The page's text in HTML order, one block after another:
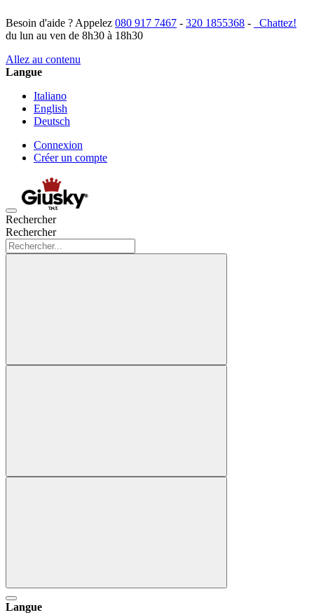
Besoin d'aide ? Appelez 080 917 7467 - 320 1855368 -
Chattez!
du lun au ven de 8h30 à 18h30
Allez au contenu
Langue
Italiano
English
Deutsch
Connexion
Créer un compte
Rechercher
Rechercher
Langue